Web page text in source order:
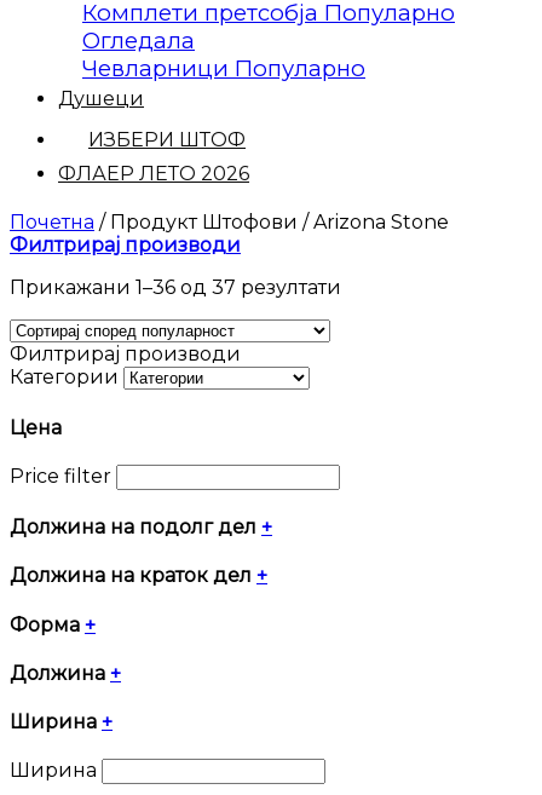
Комплети претсобја
Огледала
Чевларници
Душеци
ИЗБЕРИ ШТОФ
ФЛАЕР ЛЕТО 2026
Почетна /Продукт Штофови /Arizona Stone
Филтрирај производи
Прикажани 1–36 од 37 резултати
Филтрирај производи
Категории
Цена
Price filter
Должина на подолг дел +
Должина на краток дел +
Форма +
Должина +
Ширина +
Ширина